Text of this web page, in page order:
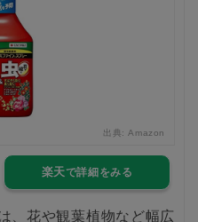
出典: Amazon
楽天
、花や観葉植物など幅広